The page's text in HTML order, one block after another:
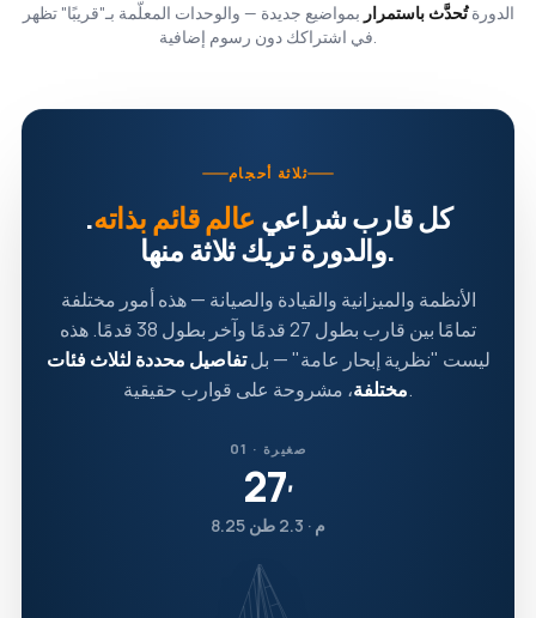
الدورةتُحدَّث باستمرار بمواضيع جديدة — والوحدات المعلّمة بـ"قريبًا" تظهر
في اشتراكك دون رسوم إضافية.
ثلاثة أحجام
كل قارب شراعي عالم قائم بذاته.
والدورة تريك ثلاثة منها.
الأنظمة والميزانية والقيادة والصيانة — هذه أمور مختلفة
تمامًا بين قارب بطول 27 قدمًا وآخر بطول 38 قدمًا. هذه
ليست "نظرية إبحار عامة" — بلتفاصيل محددة لثلاث فئات
مختلفة، مشروحة على قوارب حقيقية.
01 · صغيرة
27′
8.25 م · 2.3 طن